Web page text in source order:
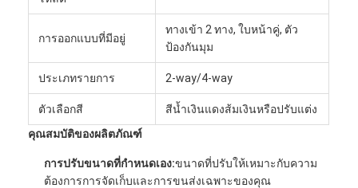
การออกแบบที่มีอยู่
ทางเข้า 2 ทาง, ใบหน้าคู่, ตัว
ป้องกันมุม
ประเภทรายการ 2-way/4-way
ตัวเลือกสี
สีน้ำเงินแดงส้มเงินหรือปรับแต่ง
คุณสมบัติของผลิตภัณฑ์
การปรับขนาดที่กำหนดเอง:ขนาดที่ปรับให้เหมาะกับความ
ต้องการการจัดเก็บและการขนส่งเฉพาะของคุณ